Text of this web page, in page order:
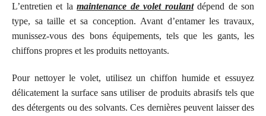
L’entretien et lamaintenance de volet roulantdépend de son
type, sa taille et sa conception. Avant d’entamer les travaux,
munissez-vous des bons équipements, tels que les gants, les
chiffons propres et les produits nettoyants.
Pour nettoyer le volet, utilisez un chiffon humide et essuyez
délicatement la surface sans utiliser de produits abrasifs tels que
des détergents ou des solvants. Ces dernières peuvent laisser des